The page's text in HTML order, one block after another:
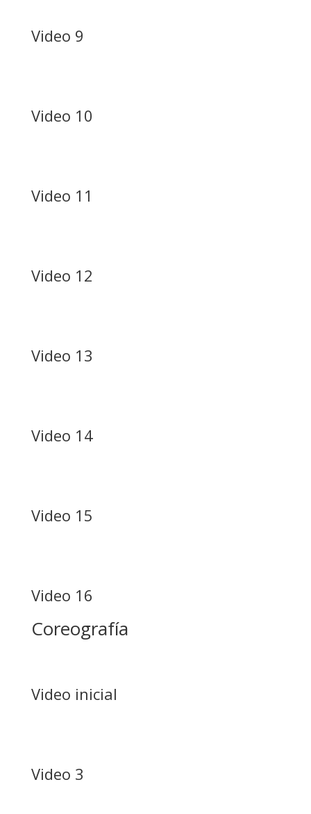
Video 9
Video 10
Video 11
Video 12
Video 13
Video 14
Video 15
Video 16
Coreografía
Video inicial
Video 3